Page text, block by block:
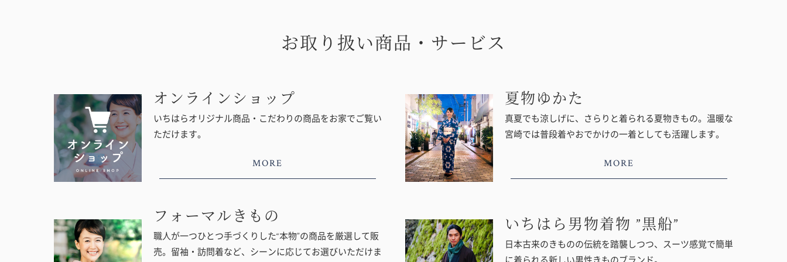
お取り扱い商品・サービス
オンラインショップ
いちはらオリジナル商品・こだわりの商品をお家でご覧い
ただけます。
MORE
夏物ゆかた
真夏でも涼しげに、さらりと着られる夏物きもの。温暖な
宮崎では普段着やおでかけの一着としても活躍します。
MORE
フォーマルきもの
職人が一つひとつ手づくりした“本物”の商品を厳選して販
売。留袖・訪問着など、シーンに応じてお選びいただけま
いちはら男物着物 ”黒船”
日本古来のきものの伝統を踏襲しつつ、スーツ感覚で簡単